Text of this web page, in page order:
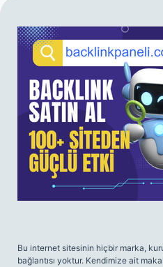
SIDEBAR
Bu internet sitesinin hiçbir marka,
bağlantısı yoktur. Kendimize ait